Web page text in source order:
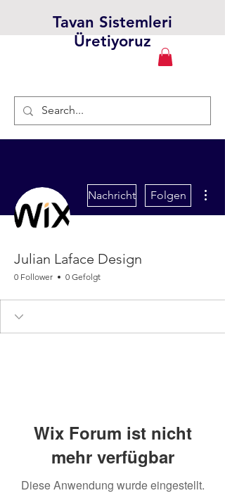
Tavan Sistemleri
Üretiyoruz
Nachricht Folgen
Julian Laface Design
0 Follower 0 Gefolgt
Wix Forum ist nicht
mehr verfügbar
Diese Anwendung wurde eingestellt.